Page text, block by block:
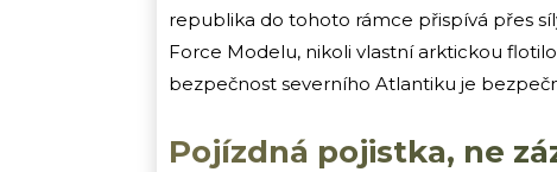
republika do tohoto rámce přispívá přes
Force Modelu, nikoli vlastní arktickou
bezpečnost severního Atlantiku je
Pojízdná pojistka, ne